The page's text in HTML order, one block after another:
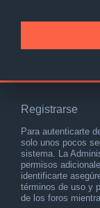
Registrarse
Para autenticarte
solo unos pocos
sistema. La
permisos
identificarte
términos de uso y
de los foros